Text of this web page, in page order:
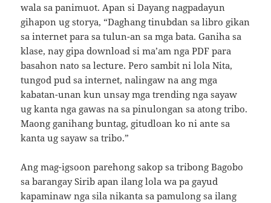
wala sa panimuot. Apan si Dayang nagpadayun
gihapon ug storya, “Daghang tinubdan sa libro gikan
sa internet para sa tulun-an sa mga bata. Ganiha sa
klase, nay gipa download si ma’am nga PDF para
basahon nato sa lecture. Pero sambit ni lola Nita,
tungod pud sa internet, nalingaw na ang mga
kabatan-unan kun unsay mga trending nga sayaw
ug kanta nga gawas na sa pinulongan sa atong tribo.
Maong ganihang buntag, gitudloan ko ni ante sa
kanta ug sayaw sa tribo.”
Ang mag-igsoon parehong sakop sa tribong Bagobo
sa barangay Sirib apan ilang lola wa pa gayud
kapaminaw nga sila nikanta sa pamulong sa ilang